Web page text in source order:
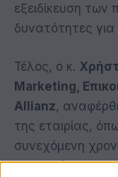
εξειδίκευση των
δυνατότητες
Τέλος, ο κ.
Marketing,
Allianz,
της εταιρίας,
συνεχόμενη
επισημαίνοντας